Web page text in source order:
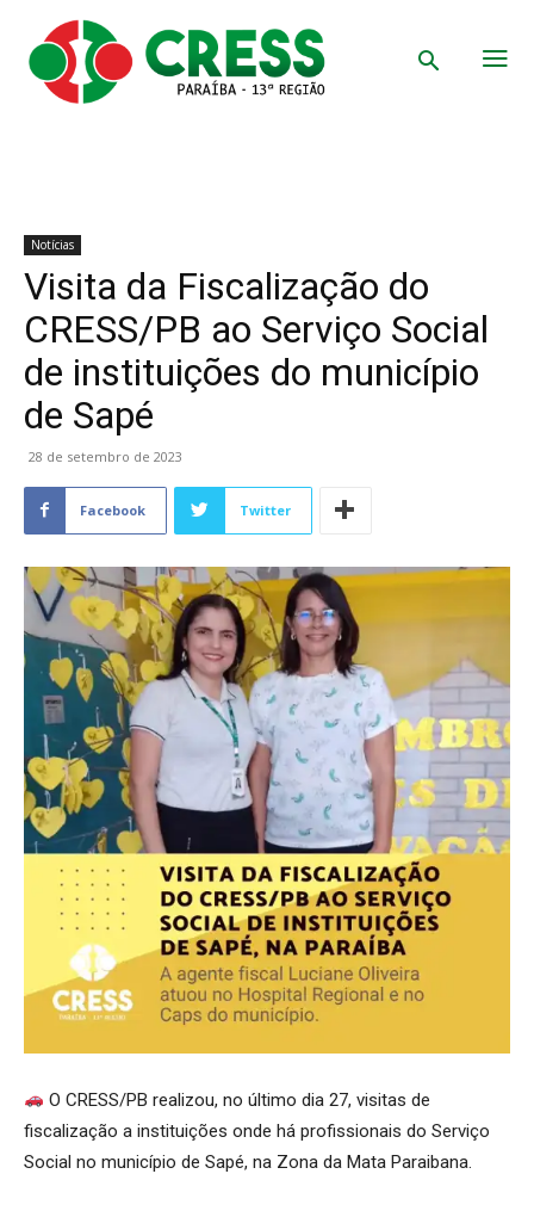
Notícias
Visita da Fiscalização do
CRESS/PB ao Serviço Social
de instituições do município
de Sapé
28 de setembro de 2023
Facebook Twitter
O CRESS/PB realizou, no último dia 27, visitas de
fiscalização a instituições onde há profissionais do Serviço
Social no município de Sapé, na Zona da Mata Paraibana.